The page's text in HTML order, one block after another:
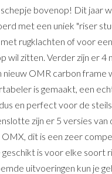
bovenop! Dit jaar
met een uniek "riser
rugklachten of voor
wil zitten. Verder zijn er 4
nieuw OMR carbon frame
is gemaakt, een
en perfect voor de
zijn er 5 versies van
dit is een zeer
is voor elke soort
uitvoeringen kun je